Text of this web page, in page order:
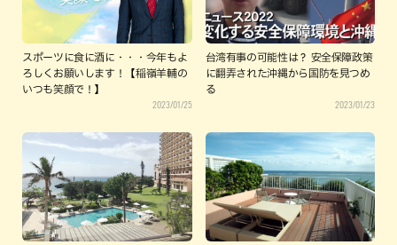
スポーツに食に酒に・・・今年もよ
ろしくお願いします！【稲嶺羊輔の
いつも笑顔で！】
2023/01/25
台湾有事の可能性は？ 安全保障政策
に翻弄された沖縄から国防を見つめ
る
2023/01/23